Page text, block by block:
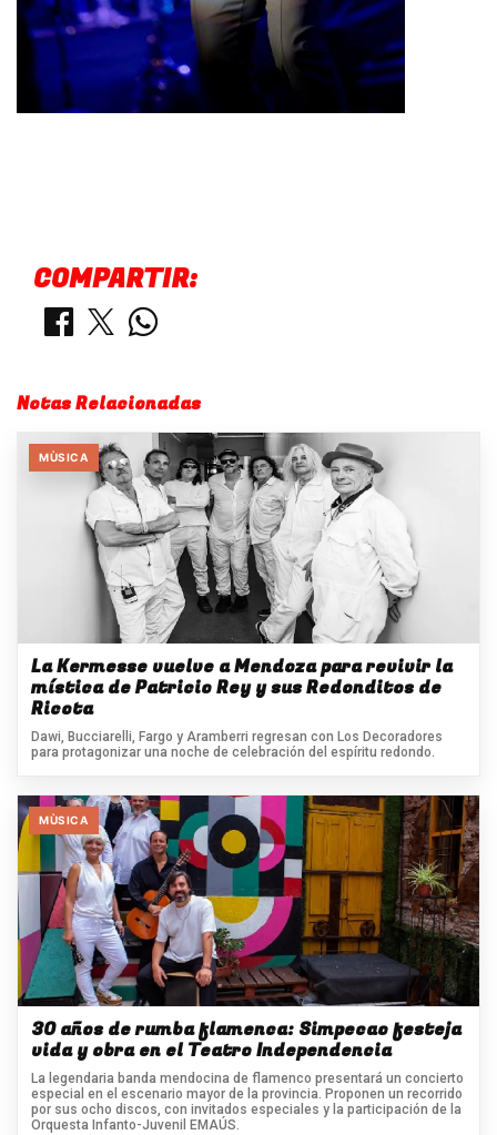
COMPARTIR:
Notas Relacionadas
MÙSICA
La Kermesse vuelve a Mendoza para revivir la
mística de Patricio Rey y sus Redonditos de
Ricota
Dawi, Bucciarelli, Fargo y Aramberri regresan con Los Decoradores
para protagonizar una noche de celebración del espíritu redondo.
MÙSICA
30 años de rumba flamenca: Simpecao festeja
vida y obra en el Teatro Independencia
La legendaria banda mendocina de flamenco presentará un concierto
especial en el escenario mayor de la provincia. Proponen un recorrido
por sus ocho discos, con invitados especiales y la participación de la
Orquesta Infanto-Juvenil EMAÚS.